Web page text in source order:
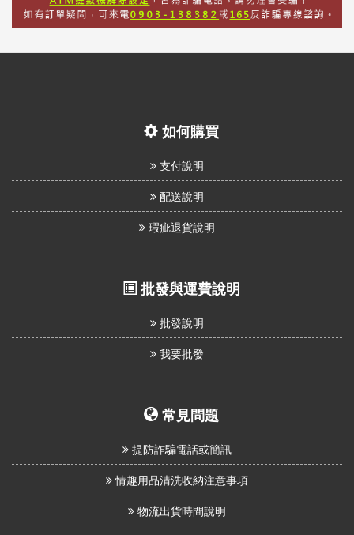
如何購買
支付說明
配送說明
瑕疵退貨說明
批發與運費說明
批發說明
我要批發
常見問題
提防詐騙電話或簡訊
情趣用品清洗收納注意事項
物流出貨時間說明